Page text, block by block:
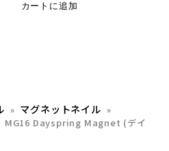
カートに追加
マグネットネイル
MG16 Dayspring Magnet (デイ